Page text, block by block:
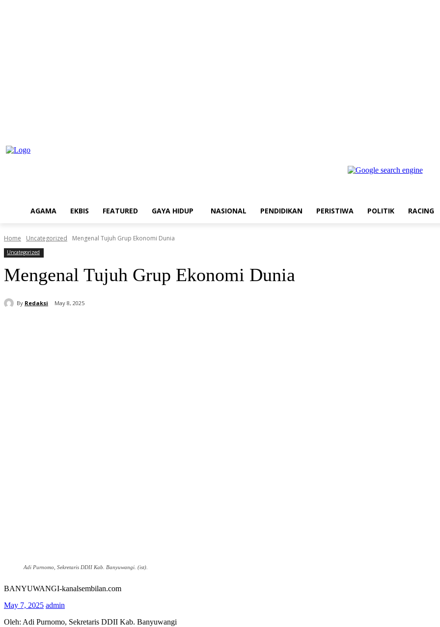
AGAMA EKBIS FEATURED GAYA HIDUP NASIONAL PENDIDIKAN PERISTIWA POLITIK RACING
Home Uncategorized Mengenal Tujuh Grup Ekonomi Dunia
Uncategorized
Mengenal Tujuh Grup Ekonomi Dunia
By Redaksi May 8, 2025
Adi Purnomo, Sekretaris DDII Kab. Banyuwangi. (ist).
BANYUWANGI-kanalsembilan.com
May 7, 2025 admin
Oleh: Adi Purnomo, Sekretaris DDII Kab. Banyuwangi